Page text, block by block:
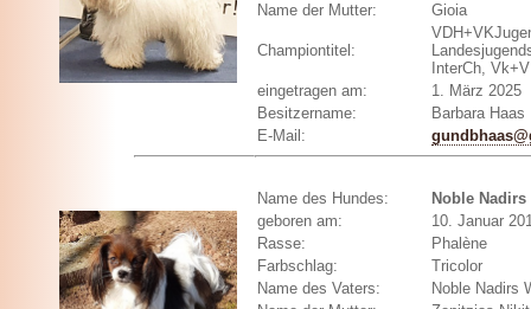
Name der Mutter:
Gioia
Championtitel:
InterCh,
eingetragen am:
1. März 2025
Besitzername:
Barbara Haas
E-Mail:
Name des Hundes:
Noble Nadirs
geboren am:
10. Januar
Rasse:
Phalène
Farbschlag:
Tricolor
Name des Vaters:
Noble Nadirs